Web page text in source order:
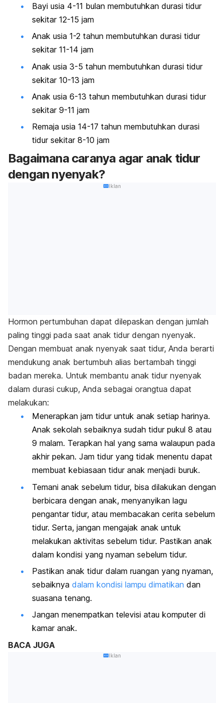
Bayi usia 4-11 bulan membutuhkan durasi tidur
sekitar 12-15 jam
Anak usia 1-2 tahun membutuhkan durasi tidur
sekitar 11-14 jam
Anak usia 3-5 tahun membutuhkan durasi tidur
sekitar 10-13 jam
Anak usia 6-13 tahun membutuhkan durasi tidur
sekitar 9-11 jam
Remaja usia 14-17 tahun membutuhkan durasi
tidur sekitar 8-10 jam
Bagaimana caranya agar anak tidur
dengan nyenyak?
Iklan
Hormon pertumbuhan dapat dilepaskan dengan jumlah
paling tinggi pada saat anak tidur dengan nyenyak.
Dengan membuat anak nyenyak saat tidur, Anda berarti
mendukung anak bertumbuh alias bertambah tinggi
badan mereka. Untuk membantu anak tidur nyenyak
dalam durasi cukup, Anda sebagai orangtua dapat
melakukan:
Menerapkan jam tidur untuk anak setiap harinya.
Anak sekolah sebaiknya sudah tidur pukul 8 atau
9 malam. Terapkan hal yang sama walaupun pada
akhir pekan. Jam tidur yang tidak menentu dapat
membuat kebiasaan tidur anak menjadi buruk.
Temani anak sebelum tidur, bisa dilakukan dengan
berbicara dengan anak, menyanyikan lagu
pengantar tidur, atau membacakan cerita sebelum
tidur. Serta, jangan mengajak anak untuk
melakukan aktivitas sebelum tidur. Pastikan anak
dalam kondisi yang nyaman sebelum tidur.
Pastikan anak tidur dalam ruangan yang nyaman,
sebaiknya dalam kondisi lampu dimatikan dan
suasana tenang.
Jangan menempatkan televisi atau komputer di
kamar anak.
BACA JUGA
Iklan